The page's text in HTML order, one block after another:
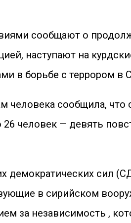
сообщают о
наступают на
в борьбе с террором в
человека сообщила,
26 человек — девять
демократических сил
в сирийском
за независимость ,